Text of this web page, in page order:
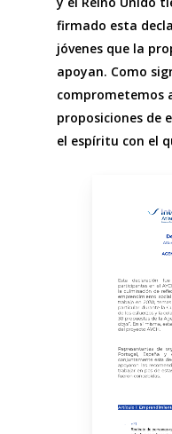
firmado esta
jóvenes que la
apoyan. Como
comprometemos
proposiciones de
el espíritu con el